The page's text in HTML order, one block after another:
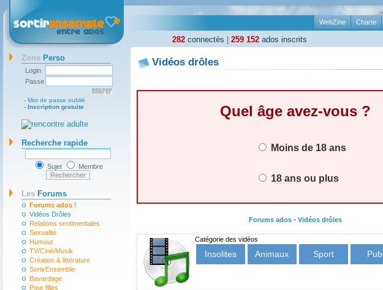
Charte
WebZine
282 connectés 259 152 ados inscrits
Zone Perso
Login
Passe
- Mot de passe oublié
- Inscription gratuite
Recherche rapide
Sujet Membre
Les Forums
Forums ados !
Vidéos Drôles
Relations sentimentales
Sexualité
Humour
TV/Ciné/Musik
Création & littérature
SortirEnsemble
Bavardage
Pour filles
Vidéos drôles
Quel âge avez-vous ?
Moins de 18 ans
18 ans ou plus
Forums ados- Vidéos drôles
Catégorie des vidéos
Insolites Animaux Sport Pub